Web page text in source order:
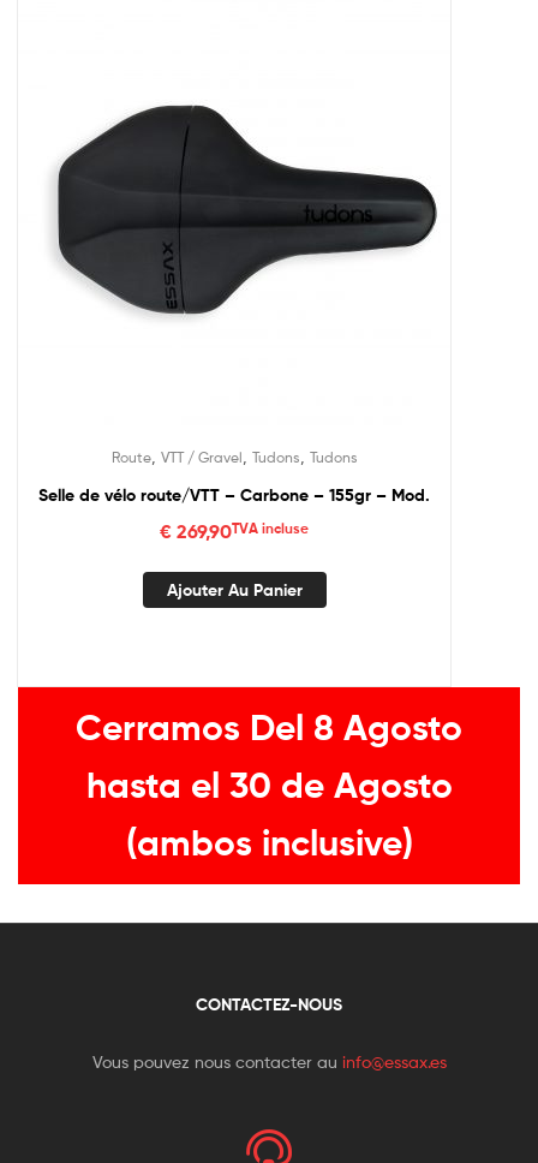
Route, VTT / Gravel Tudons Tudons
Selle de vélo route/VTT – Carbone – 155gr – Mod.
€ 269,90TVA incluse
Ajouter Au Panier
Cerramos Del 8 Agosto
hasta el 30 de Agosto
(ambos inclusive)
CONTACTEZ-NOUS
Vous pouvez nous contacter au info@essax.es